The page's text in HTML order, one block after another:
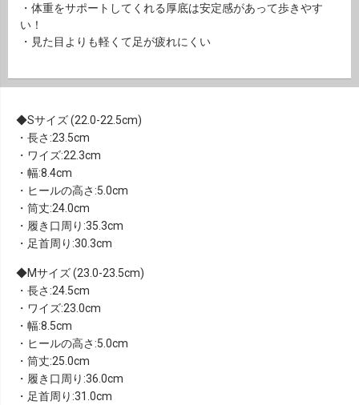
・体重をサポートしてくれる厚底は安定感があって歩きやす
い！
・見た目よりも軽くて足が疲れにくい
Sサイズ (22.0-22.5cm)
・長さ:23.5cm
・ワイズ:22.3cm
・幅:8.4cm
・ヒールの高さ:5.0cm
・筒丈:24.0cm
・履き口周り:35.3cm
・足首周り:30.3cm
Mサイズ (23.0-23.5cm)
・長さ:24.5cm
・ワイズ:23.0cm
・幅:8.5cm
・ヒールの高さ:5.0cm
・筒丈:25.0cm
・履き口周り:36.0cm
・足首周り:31.0cm